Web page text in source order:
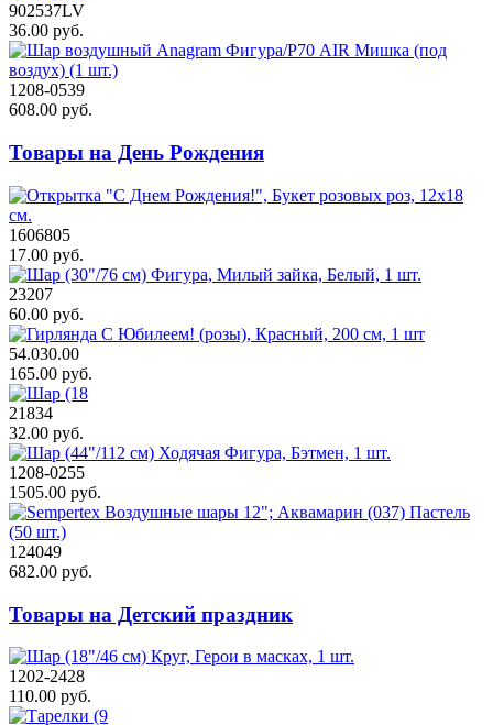
902537LV
36.00 руб.
1208-0539
608.00 руб.
Товары на День Рождения
1606805
17.00 руб.
23207
60.00 руб.
54.030.00
165.00 руб.
21834
32.00 руб.
1208-0255
1505.00 руб.
124049
682.00 руб.
Товары на Детский праздник
1202-2428
110.00 руб.